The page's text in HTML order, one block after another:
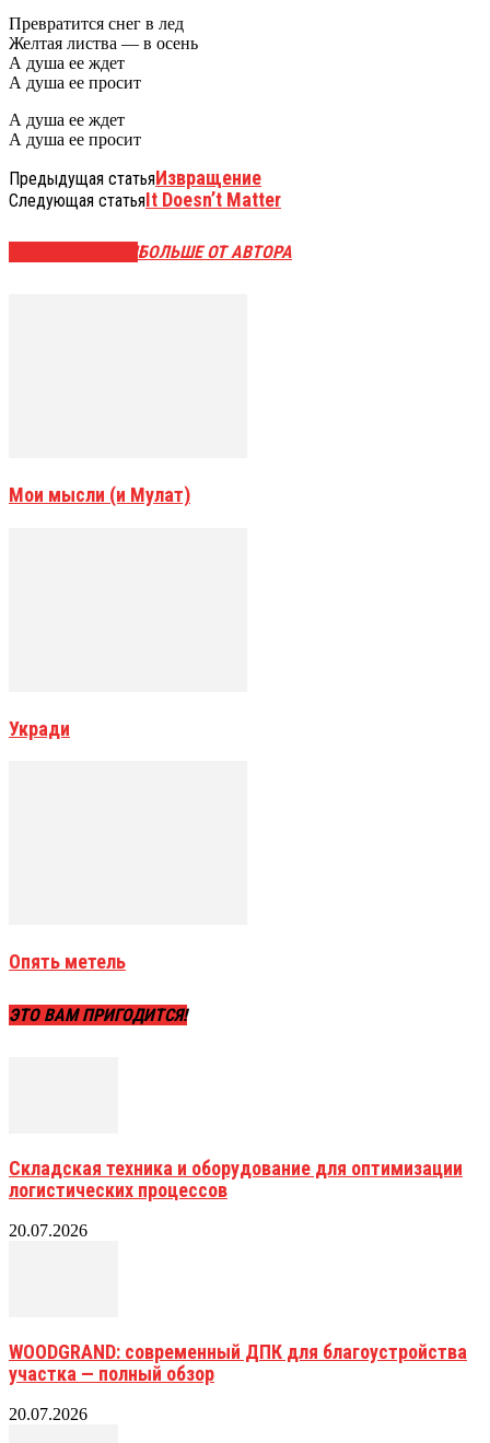
Превратится снег в лед
Желтая листва — в осень
А душа ее ждет
А душа ее просит
А душа ее ждет
А душа ее просит
Предыдущая статьяИзвращение
Следующая статьяIt Doesn’t Matter
БОЛЬШЕ ОТ АВТОРА
Мои мысли (и Мулат)
Укради
Опять метель
ЭТО ВАМ ПРИГОДИТСЯ!
Складская техника и оборудование для оптимизации
логистических процессов
20.07.2026
WOODGRAND: современный ДПК для благоустройства
участка — полный обзор
20.07.2026